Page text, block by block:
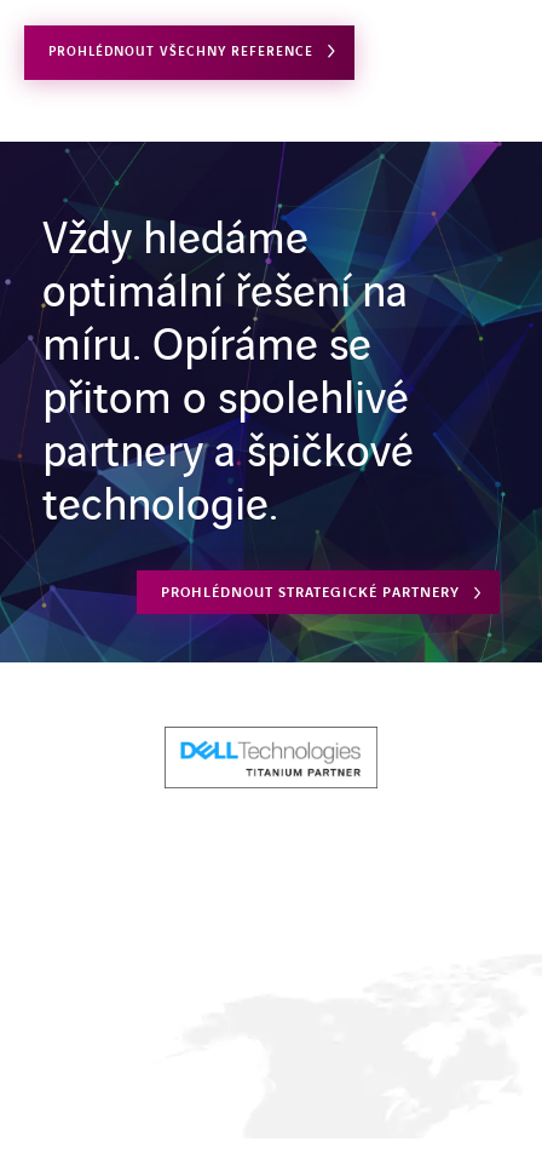
PROHLÉDNOUT VŠECHNY REFERENCE
Vždy hledáme
optimální řešení na
míru. Opíráme se
přitom o spolehlivé
partnery a špičkové
technologie.
PROHLÉDNOUT STRATEGICKÉ PARTNERY